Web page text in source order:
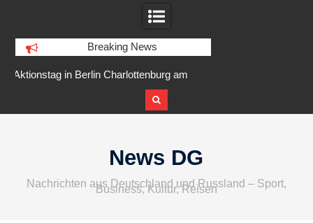
Breaking News
IFA 2026 Audio wird größer,
internationaler und vielfältiger
News DG
Nachrichten aus Deutschland und Russland – Sport,
Business, Kultur, Reisen